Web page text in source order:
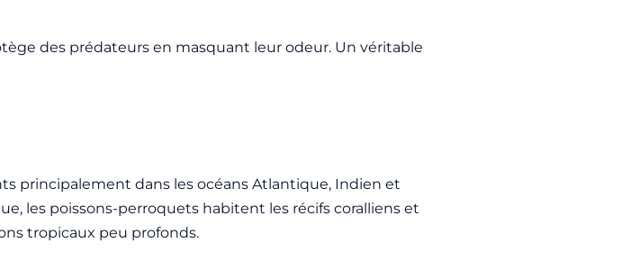
des prédateurs en masquant leur odeur. Un véritable
principalement dans les océans Atlantique, Indien et
les poissons-perroquets habitent les récifs coralliens et
tropicaux peu profonds.